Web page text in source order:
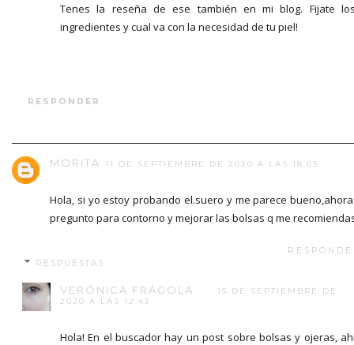
Tenes la reseña de ese también en mi blog. Fijate
ingredientes y cual va con la necesidad de tu piel!
RESPONDER
MORITA 11 DE SEPTIEMBRE DE 2020 A LAS 18:03
Hola, si yo estoy probando el.suero y me parece
pregunto para contorno y mejorar las bolsas q me
RESPUESTAS
VERÓNICA FRÁGOLA
15 DE SEPTIEMBRE DE
2020 A LAS 12:43
Hola! En el buscador hay un post sobre bolsas y ojeras,